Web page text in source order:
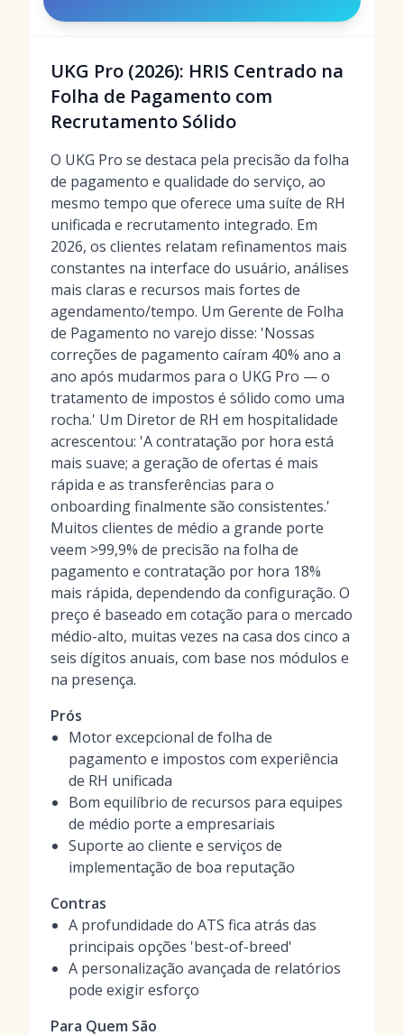
UKG Pro (2026): HRIS Centrado na
Folha de Pagamento com
Recrutamento Sólido
O UKG Pro se destaca pela precisão da folha
de pagamento e qualidade do serviço, ao
mesmo tempo que oferece uma suíte de RH
unificada e recrutamento integrado. Em
2026, os clientes relatam refinamentos mais
constantes na interface do usuário, análises
mais claras e recursos mais fortes de
agendamento/tempo. Um Gerente de Folha
de Pagamento no varejo disse: 'Nossas
correções de pagamento caíram 40% ano a
ano após mudarmos para o UKG Pro — o
tratamento de impostos é sólido como uma
rocha.' Um Diretor de RH em hospitalidade
acrescentou: 'A contratação por hora está
mais suave; a geração de ofertas é mais
rápida e as transferências para o
onboarding finalmente são consistentes.'
Muitos clientes de médio a grande porte
veem >99,9% de precisão na folha de
pagamento e contratação por hora 18%
mais rápida, dependendo da configuração. O
preço é baseado em cotação para o mercado
médio-alto, muitas vezes na casa dos cinco a
seis dígitos anuais, com base nos módulos e
na presença.
Prós
Motor excepcional de folha de
pagamento e impostos com experiência
de RH unificada
Bom equilíbrio de recursos para equipes
de médio porte a empresariais
Suporte ao cliente e serviços de
implementação de boa reputação
Contras
A profundidade do ATS fica atrás das
principais opções 'best-of-breed'
A personalização avançada de relatórios
pode exigir esforço
Para Quem São